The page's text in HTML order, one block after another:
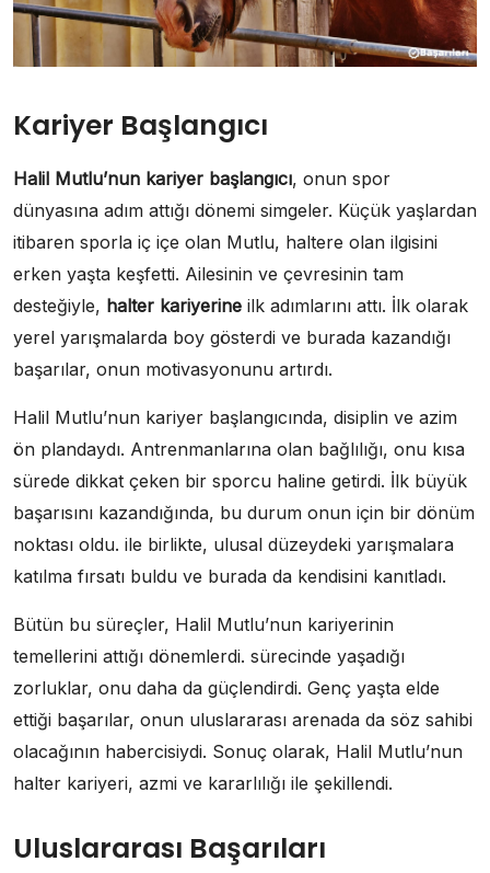
Kariyer Başlangıcı
Halil Mutlu’nun kariyer başlangıcı, onun spor
dünyasına adım attığı dönemi simgeler. Küçük yaşlardan
itibaren sporla iç içe olan Mutlu, haltere olan ilgisini
erken yaşta keşfetti. Ailesinin ve çevresinin tam
desteğiyle, halter kariyerine ilk adımlarını attı. İlk olarak
yerel yarışmalarda boy gösterdi ve burada kazandığı
başarılar, onun motivasyonunu artırdı.
Halil Mutlu’nun kariyer başlangıcında, disiplin ve azim
ön plandaydı. Antrenmanlarına olan bağlılığı, onu kısa
sürede dikkat çeken bir sporcu haline getirdi. İlk büyük
başarısını kazandığında, bu durum onun için bir dönüm
noktası oldu. ile birlikte, ulusal düzeydeki yarışmalara
katılma fırsatı buldu ve burada da kendisini kanıtladı.
Bütün bu süreçler, Halil Mutlu’nun kariyerinin
temellerini attığı dönemlerdi. sürecinde yaşadığı
zorluklar, onu daha da güçlendirdi. Genç yaşta elde
ettiği başarılar, onun uluslararası arenada da söz sahibi
olacağının habercisiydi. Sonuç olarak, Halil Mutlu’nun
halter kariyeri, azmi ve kararlılığı ile şekillendi.
Uluslararası Başarıları